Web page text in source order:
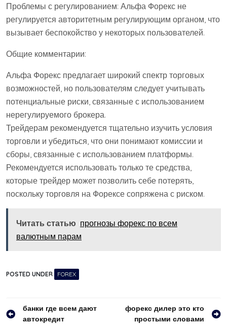
Проблемы с регулированием: Альфа Форекс не
регулируется авторитетным регулирующим органом, что
вызывает беспокойство у некоторых пользователей.
Общие комментарии:
Альфа Форекс предлагает широкий спектр торговых
возможностей, но пользователям следует учитывать
потенциальные риски, связанные с использованием
нерегулируемого брокера.
Трейдерам рекомендуется тщательно изучить условия
торговли и убедиться, что они понимают комиссии и
сборы, связанные с использованием платформы.
Рекомендуется использовать только те средства,
которые трейдер может позволить себе потерять,
поскольку торговля на Форексе сопряжена с риском.
Читать статью прогнозы форекс по всем
валютным парам
POSTED UNDER FOREX
Навигация
банки где всем дают
автокредит
форекс дилер это кто
простыми словами